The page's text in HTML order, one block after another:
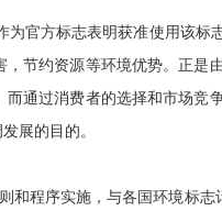
官方标志表明获准使用该标
节约资源等环境优势。正是
通过消费者的选择和市场竞
展的目的。
程序实施，与各国环境标志